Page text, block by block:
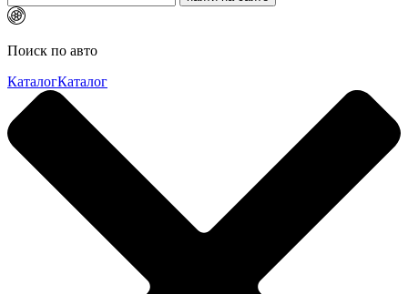
Поиск по авто
КаталогКаталог